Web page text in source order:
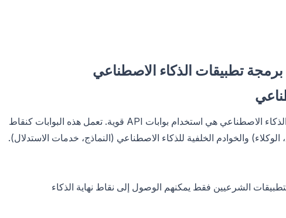
برمجة تطبيقات الذكاء الاصطناعي
الركيزة الأساسية لإدارة واجهة برمجة تطبيقات الذكاء الاصطناعي هي استخدام بوابات API قوية. تعمل هذه البوابات كنقاط
والخوادم الخلفية للذكاء الاصطناعي (النماذج، خدمات الاستدلال).
الشرعيين فقط يمكنهم الوصول إلى نقاط نهاية الذكاء